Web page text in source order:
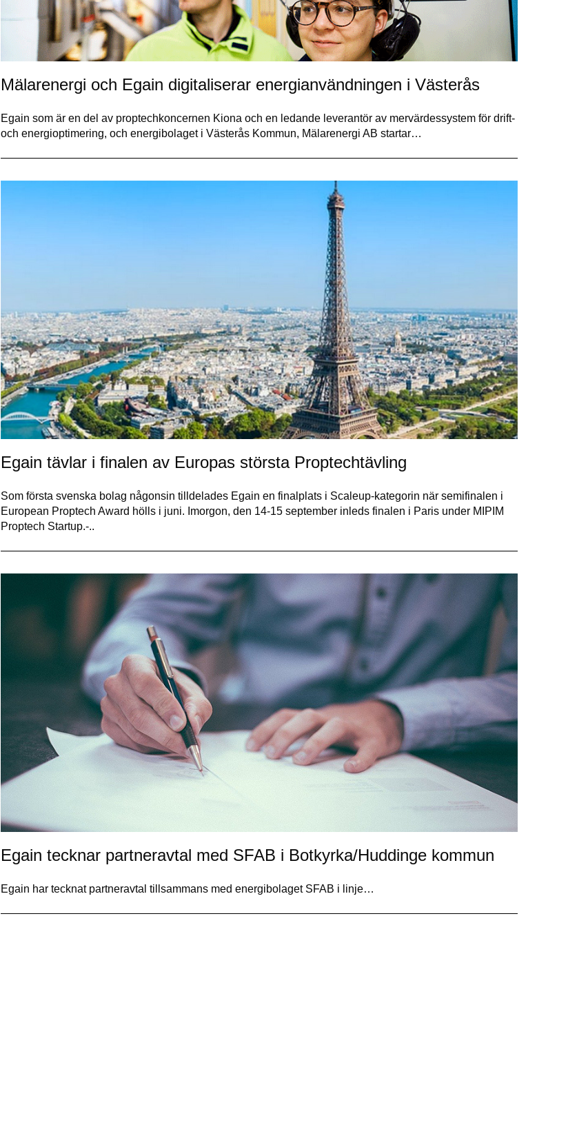
Mälarenergi och Egain digitaliserar energianvändningen i Västerås
Egain som är en del av proptechkoncernen Kiona och en ledande leverantör av mervärdessystem för drift-
och energioptimering, och energibolaget i Västerås Kommun, Mälarenergi AB startar…
Egain tävlar i finalen av Europas största Proptechtävling
Som första svenska bolag någonsin tilldelades Egain en finalplats i Scaleup-kategorin när semifinalen i
European Proptech Award hölls i juni. Imorgon, den 14-15 september inleds finalen i Paris under MIPIM
Proptech Startup.-..
Egain tecknar partneravtal med SFAB i Botkyrka/Huddinge kommun
Egain har tecknat partneravtal tillsammans med energibolaget SFAB i linje…